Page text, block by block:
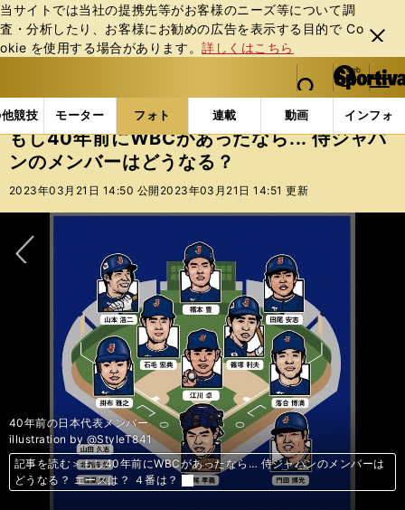
当サイトでは当社の提携先等がお客様のニーズ等について調
査・分析したり、お客様にお勧めの広告を表⽰する⽬的で Co
okie を使⽤する場合があります。詳しくはこちら
閉じ
る
web Sportiva (webスポルティーバ)
検索
マイペ
ー
ジ
メニュ
競技 モーター フォト 連載 動画 インフォ
b
ス
ポ
ル
バ
フォトギャラリー もし40年前にWBCがあったなら...
もし40年前にWBCがあったなら... 侍ジャパ
ンのメンバーはどうなる？
2023年03月21日 14:50 公開 2023年03月21日 14:51 更新
40年前の日本代表メンバー
illustration by @StyleT841
記事を読む＞もし40年前にWBCがあったなら… 侍ジャパンのメンバーは
どうなる？ エースは？ ４番は？
前へ